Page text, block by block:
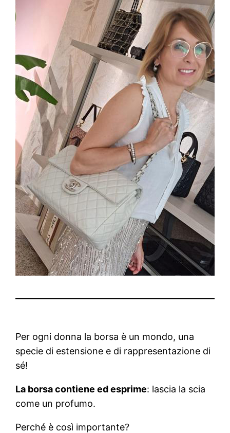
Per ogni donna la borsa è un mondo, una
specie di estensione e di rappresentazione di
sé!
La borsa contiene ed esprime: lascia la scia
come un profumo.
Perché è così importante?